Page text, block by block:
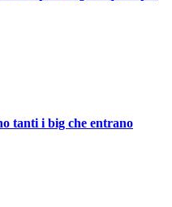
tanti i big che entrano